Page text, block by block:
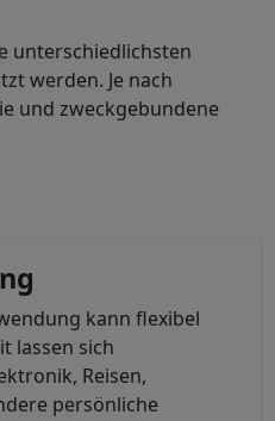
unterschiedlichsten
werden. Je nach
und zweckgebundene
kann flexibel
lassen sich
Reisen,
persönliche